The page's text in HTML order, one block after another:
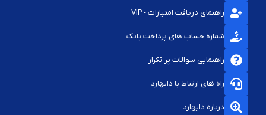
نصب برخی قطعات (مانند ال‌سی‌دی یا برد پاور) نیاز به دقت و ابزار تخصصی
دارد
راهنمای دریافت امتیازات - VIP
شماره حساب های پرداخت بانک
راهنمایی سوالات پر تکرار
راه های ارتباط با دایهارد
درباره دایهارد